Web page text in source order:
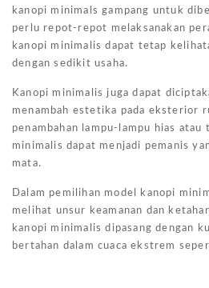
kanopi minimals gampang untuk
perlu repot-repot melaksanakan
kanopi minimalis dapat tetap
dengan sedikit usaha.
Kanopi minimalis juga dapat
menambah estetika pada eksterior
penambahan lampu-lampu hias atau
minimalis dapat menjadi pemanis
mata.
Dalam pemilihan model kanopi
melihat unsur keamanan dan
kanopi minimalis dipasang dengan
bertahan dalam cuaca ekstrem